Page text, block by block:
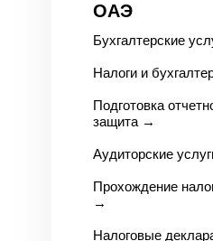
ОАЭ
Бухгалтерские
Налоги и
Подготовка
защита →
Аудиторские
Прохождение
→
Налоговые